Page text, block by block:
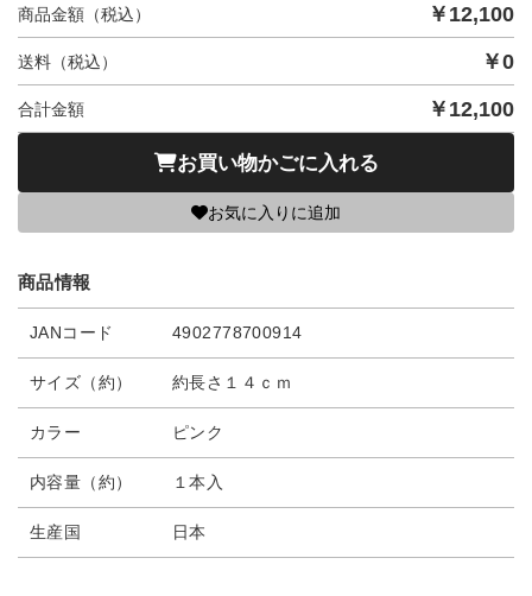
商品金額（税込） ￥ 12,100
送料（税込） ￥0
合計金額 ￥ 12,100
お買い物かごに入れる
お気に入りに追加
商品情報
JANコード 4902778700914
サイズ（約） 約長さ１４ｃｍ
カラー ピンク
内容量（約） １本入
生産国 日本